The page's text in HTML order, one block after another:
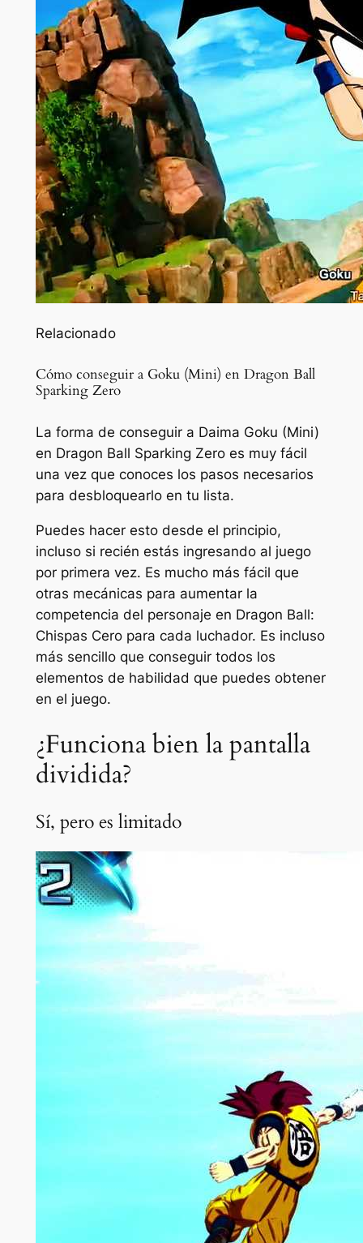
Relacionado
Cómo conseguir a Goku (Mini) en Dragon Ball
Sparking Zero
La forma de conseguir a Daima Goku (Mini)
en Dragon Ball Sparking Zero es muy fácil
una vez que conoces los pasos necesarios
para desbloquearlo en tu lista.
Puedes hacer esto desde el principio,
incluso si recién estás ingresando al juego
por primera vez. Es mucho más fácil que
otras mecánicas para aumentar la
competencia del personaje en Dragon Ball:
Chispas Ceropara cada luchador. Es incluso
más sencillo que conseguir todos los
elementos de habilidad que puedes obtener
en el juego.
¿Funciona bien la pantalla
dividida?
Sí, pero es limitado